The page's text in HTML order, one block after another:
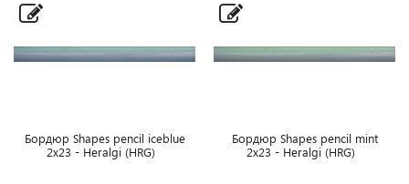
Бордюр Shapes pencil iceblue
2x23 - Heralgi (HRG)
Бордюр Shapes pencil mint
2x23 - Heralgi (HRG)